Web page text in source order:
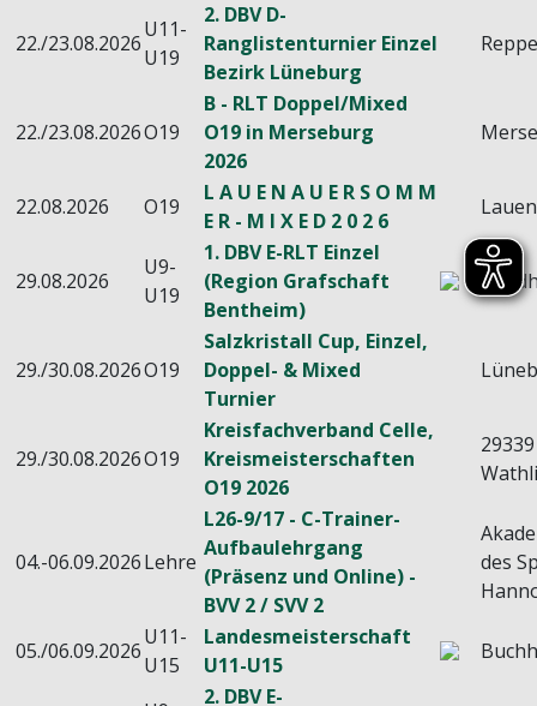
22./23.08.2026
U11-
U19
2. DBV D-
Ranglistenturnier Einzel
Bezirk Lüneburg
22./23.08.2026O19
B - RLT Doppel/Mixed
O19 in Merseburg
2026
22.08.2026 O19
L A U E N A U E R S O M M
E R - M I X E D 2 0 2 6
29.08.2026
U9-
U19
1. DBV E-RLT Einzel
(Region Grafschaft
Bentheim)
29./30.08.2026O19
Salzkristall Cup, Einzel,
Doppel- & Mixed
Turnier
29./30.08.2026O19
Kreisfachverband Celle,
Kreismeisterschaften
O19 2026
29339
04.-06.09.2026Lehre
L26-9/17 - C-Trainer-
Aufbaulehrgang
(Präsenz und Online) -
BVV 2 / SVV 2
des
05./06.09.2026
U11-
U15
Landesmeisterschaft
U11-U15
2. DBV E-